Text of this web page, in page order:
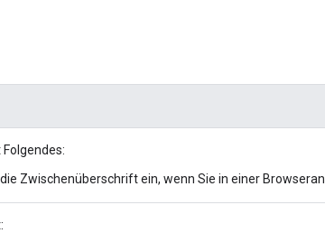
Folgendes:
die Zwischenüberschrift ein, wenn Sie in einer